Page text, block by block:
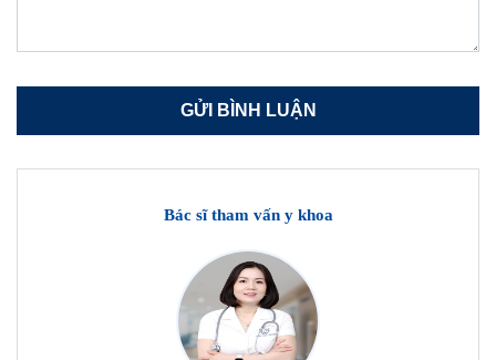
Bác sĩ tham vấn y khoa